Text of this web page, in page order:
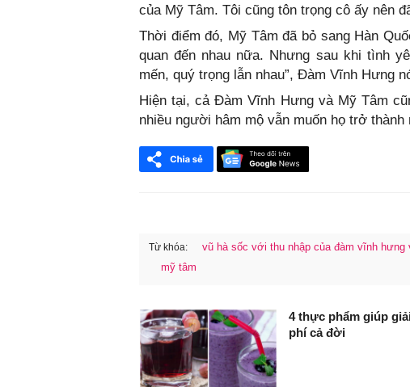
của Mỹ Tâm. Tôi cũng tôn trọng cô ấy nên
Thời điểm đó, Mỹ Tâm đã bỏ sang Hàn
quan đến nhau nữa. Nhưng sau khi tình
mến, quý trọng lẫn nhau”, Đàm Vĩnh Hưng
Hiện tại, cả Đàm Vĩnh Hưng và Mỹ Tâm
nhiều người hâm mộ vẫn muốn họ trở
FaceBook
Từ khóa: vũ hà sốc với thu nhập của đàm vĩnh
mỹ tâm
4 thực phẩm giúp
phí cả đời